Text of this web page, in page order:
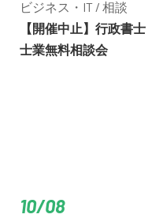
ビジネス・IT / 相談
【開催中止】行政書士
士業無料相談会
10/08